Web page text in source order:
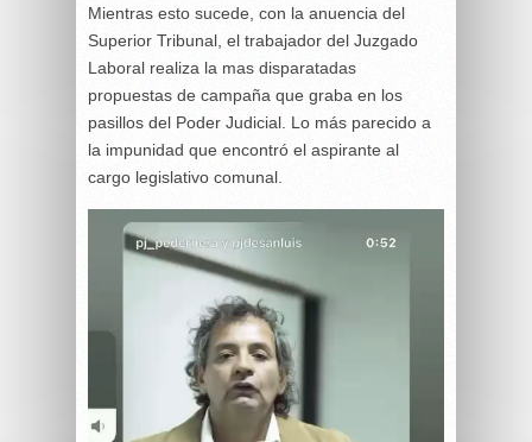
Mientras esto sucede, con la anuencia del
Superior Tribunal, el trabajador del Juzgado
Laboral realiza la mas disparatadas
propuestas de campaña que graba en los
pasillos del Poder Judicial. Lo más parecido a
la impunidad que encontró el aspirante al
cargo legislativo comunal.
Reproductor